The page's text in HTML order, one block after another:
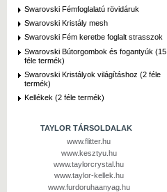
Swarovski Fémfoglalatú rövidáruk
Swarovski Kristály mesh
Swarovski Fém keretbe foglalt strasszok
Swarovski Bútorgombok és fogantyúk (15
féle termék)
Swarovski Kristályok világításhoz (2 féle
termék)
Kellékek (2 féle termék)
TAYLOR TÁRSOLDALAK
www.flitter.hu
www.kesztyu.hu
www.taylorcrystal.hu
www.taylor-kellek.hu
www.furdoruhaanyag.hu